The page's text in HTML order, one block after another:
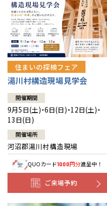
住まいの探検フェア
湯川村構造現場見学会
開催期間
9月5日(土)・6日(日)・12日(土)・
13日(日)
開催場所
河沼郡湯川村構造現場
QUOカード1000円分進呈中！
ご来場予約